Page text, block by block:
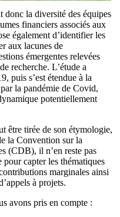
donc la diversité des équipes
financiers associés aux
également d’identifier les
aux lacunes de
émergentes relevées
recherche. L’étude a
puis s’est étendue à la
la pandémie de Covid,
potentiellement
être tirée de son étymologie,
la Convention sur la
(CDB), il n’en reste pas
pour capter les thématiques
marginales ainsi
à projets.
avons pris en compte :